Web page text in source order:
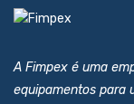
A Fimpex é uma
equipamentos para